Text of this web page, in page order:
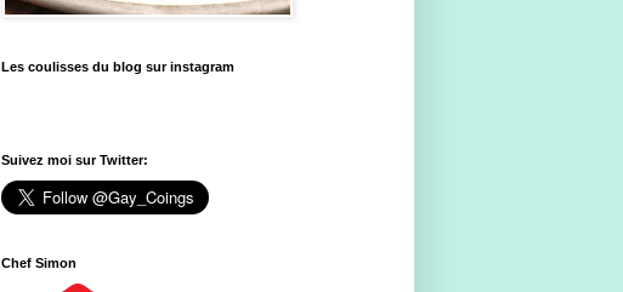
Les coulisses du blog sur instagram
Suivez moi sur Twitter:
Chef Simon